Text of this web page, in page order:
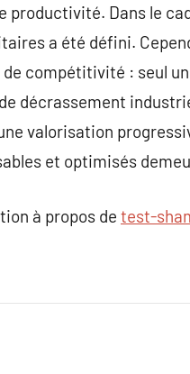
productivité. Dans le
a été défini.
compétitivité : seul
décrassement
valorisation
et optimisés
à propos de test-